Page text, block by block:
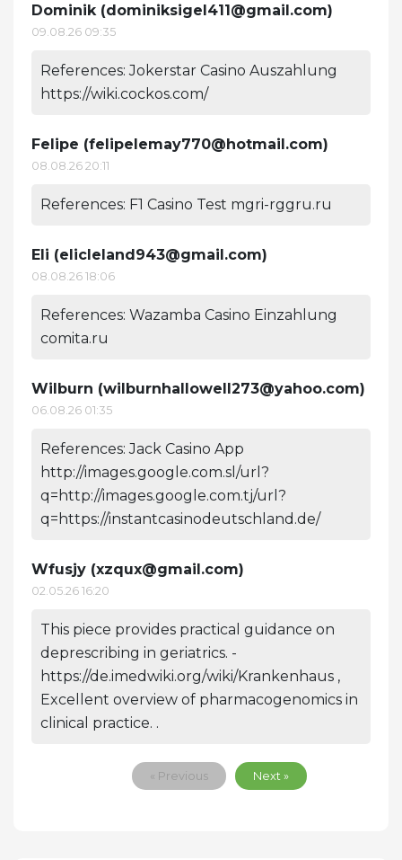
Dominik (dominiksigel411@gmail.com)
09.08.26 09:35
References: Jokerstar Casino Auszahlung
https://wiki.cockos.com/
Felipe (felipelemay770@hotmail.com)
08.08.26 20:11
References: F1 Casino Test mgri-rggru.ru
Eli (elicleland943@gmail.com)
08.08.26 18:06
References: Wazamba Casino Einzahlung
comita.ru
Wilburn (wilburnhallowell273@yahoo.com)
06.08.26 01:35
References: Jack Casino App
http://images.google.com.sl/url?
q=http://images.google.com.tj/url?
q=https://instantcasinodeutschland.de/
Wfusjy (xzqux@gmail.com)
02.05.26 16:20
This piece provides practical guidance on
deprescribing in geriatrics. -
https://de.imedwiki.org/wiki/Krankenhaus ,
Excellent overview of pharmacogenomics in
clinical practice. .
« Previous Next »